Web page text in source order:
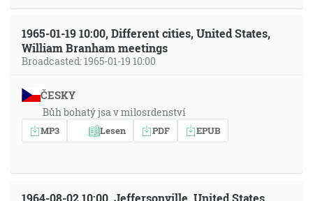
1965-01-19 10:00, Different cities, United States,
William Branham meetings
Broadcasted: 1965-01-19 10:00
ČESKY
Bůh bohatý jsa v milosrdenství
MP3 Lesen PDF EPUB
1964-08-02 10:00, Jeffersonville, United States,